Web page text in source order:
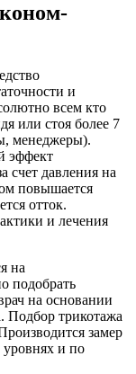
и
всем кто
или стоя более 7
менеджеры).
эффект
счет давления на
повышается
отток.
и лечения
на
подобрать
на основании
Подбор трикотажа
замер
и по